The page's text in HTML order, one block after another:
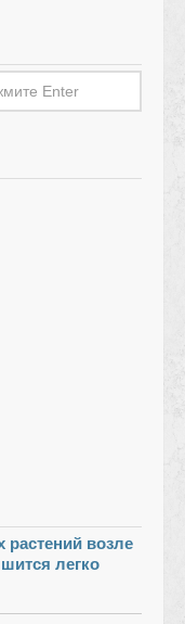
растений возле
легко